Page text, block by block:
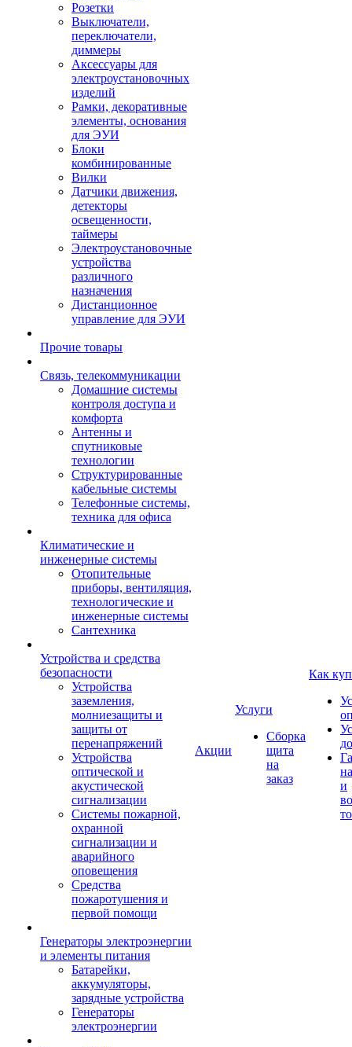
Розетки
Выключатели,
переключатели,
диммеры
Аксессуары для
электроустановочных
изделий
Рамки, декоративные
элементы, основания
для ЭУИ
Блоки
комбинированные
Вилки
Датчики движения,
детекторы
освещенности,
таймеры
Электроустановочные
устройства
различного
назначения
Дистанционное
управление для ЭУИ
Прочие товары
Связь, телекоммуникации
Домашние системы
контроля доступа и
комфорта
Антенны и
спутниковые
технологии
Структурированные
кабельные системы
Телефонные системы,
техника для офиса
Климатические и
инженерные системы
Отопительные
приборы, вентиляция,
технологические и
инженерные системы
Сантехника
Устройства и средства
безопасности
Устройства
заземления,
молниезащиты и
защиты от
перенапряжений
Устройства
оптической и
акустической
сигнализации
Системы пожарной,
охранной
сигнализации и
аварийного
оповещения
Средства
пожаротушения и
первой помощи
Генераторы электроэнергии
и элементы питания
Батарейки,
аккумуляторы,
зарядные устройства
Генераторы
электроэнергии
Акции
Услуги
Сборка
щита
на
заказ
Как
и